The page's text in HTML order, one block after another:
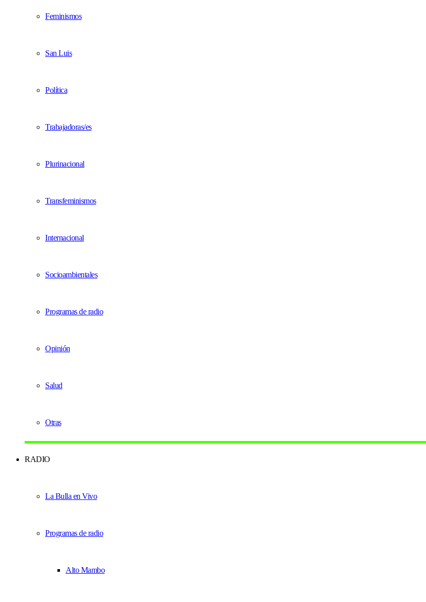
Feminismos
San Luis
Política
Trabajadoras/es
Plurinacional
Transfeminismos
Internacional
Socioambientales
Programas de radio
Opinión
Salud
Otras
RADIO
La Bulla en Vivo
Programas de radio
Alto Mambo